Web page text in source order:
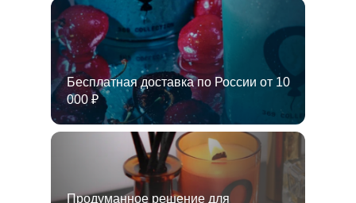
Продуманное решение для
Бесплатная доставка по России от 10
000 ₽